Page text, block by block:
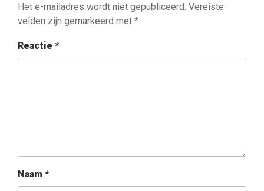
Het e-mailadres wordt niet gepubliceerd. Vereiste
velden zijn gemarkeerd met *
Reactie *
Naam *